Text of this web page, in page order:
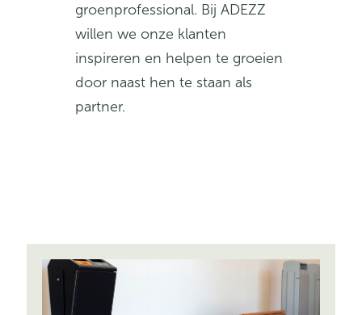
groenprofessional. Bij ADEZZ
willen we onze klanten
inspireren en helpen te groeien
door naast hen te staan als
partner.